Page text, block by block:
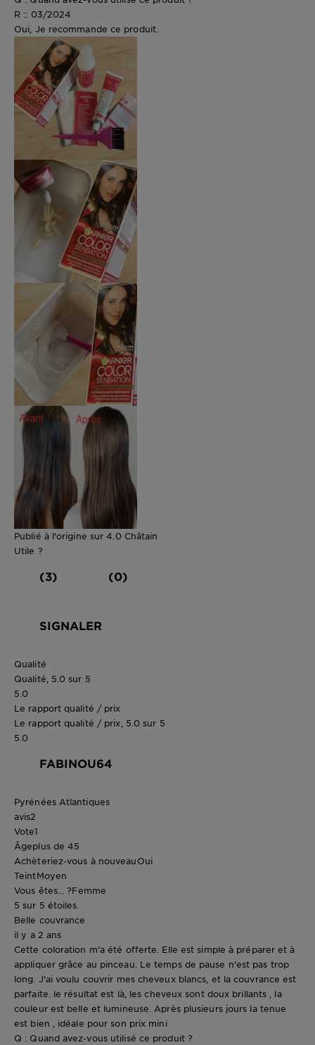
R :: 03/2024
Oui, Je recommande ce produit.
Publié à l'origine sur 4.0 Châtain
Utile ?
(3) (0)
SIGNALER
Qualité
Qualité, 5.0 sur 5
5.0
Le rapport qualité / prix
Le rapport qualité / prix, 5.0 sur 5
5.0
FABINOU64
Pyrénées Atlantiques
avis2
Vote1
Âgeplus de 45
Achèteriez-vous à nouveauOui
TeintMoyen
Vous êtes... ?Femme
5 sur 5 étoiles.
Belle couvrance
il y a 2 ans
Cette coloration m'a été offerte. Elle est simple à préparer et à
appliquer grâce au pinceau. Le temps de pause n'est pas trop
long. J'ai voulu couvrir mes cheveux blancs, et la couvrance est
parfaite. le résultat est là, les cheveux sont doux brillants , la
couleur est belle et lumineuse. Après plusieurs jours la tenue
est bien , idéale pour son prix mini
Q : Quand avez-vous utilisé ce produit ?